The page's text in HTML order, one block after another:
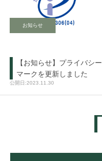
お知らせ
【お知らせ】プライバシー
マークを更新しました
2023.11.30